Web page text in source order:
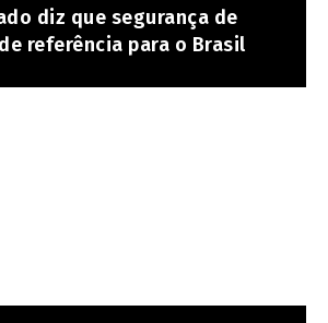
diz que segurança de
referência para o Brasil